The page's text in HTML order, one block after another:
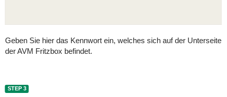
Geben Sie hier das Kennwort ein, welches sich auf der Unterseite
der AVM Fritzbox befindet.
STEP 3